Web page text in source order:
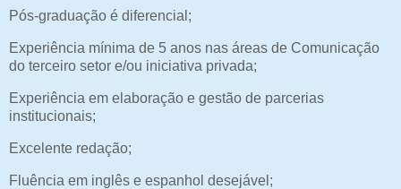
Pós-graduação é diferencial;
Experiência mínima de 5 anos nas áreas de Comunicação
do terceiro setor e/ou iniciativa privada;
Experiência em elaboração e gestão de parcerias
institucionais;
Excelente redação;
Fluência em inglês e espanhol desejável;